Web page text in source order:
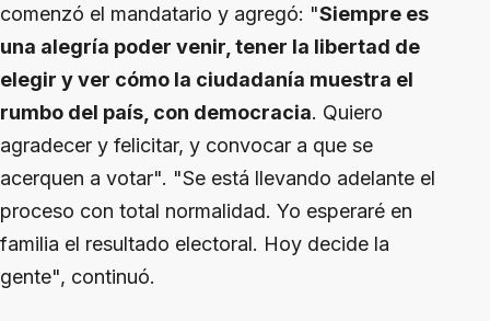
comenzó el mandatario y agregó: "Siempre es
una alegría poder venir, tener la libertad de
elegir y ver cómo la ciudadanía muestra el
rumbo del país, con democracia. Quiero
agradecer y felicitar, y convocar a que se
acerquen a votar". "Se está llevando adelante el
proceso con total normalidad. Yo esperaré en
familia el resultado electoral. Hoy decide la
gente", continuó.